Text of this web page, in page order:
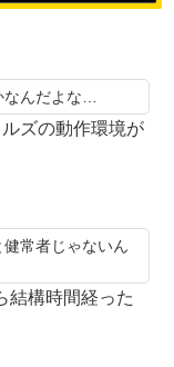
なんだよな…
ズの動作環境が
常者じゃないん
結構時間経った